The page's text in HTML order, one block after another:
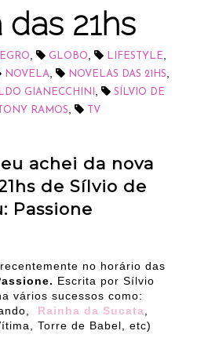
21hs
, GLOBO, LIFESTYLE,
NOVELA, NOVELAS DAS 21HS,
GIANECCHINI ,
SÍLVIO DE
TONY RAMOS, TV
achei da nova
de Sílvio de
Passione
no horário das
Escrita por Sílvio
vários sucessos como:
Rainha da Sucata
Torre de Babel, etc)